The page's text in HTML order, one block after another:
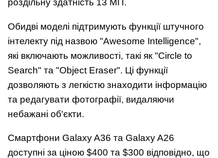
роздільну здатність 13 МП.
Обидві моделі підтримують функції штучного
інтелекту під назвою "Awesome Intelligence",
які включають можливості, такі як "Circle to
Search" та "Object Eraser". Ці функції
дозволяють з легкістю знаходити інформацію
та редагувати фотографії, видаляючи
небажані об'єкти.
Смартфони Galaxy A36 та Galaxy A26
доступні за ціною $400 та $300 відповідно, що